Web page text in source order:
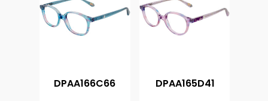
DPAA165D41
DPAA166C66